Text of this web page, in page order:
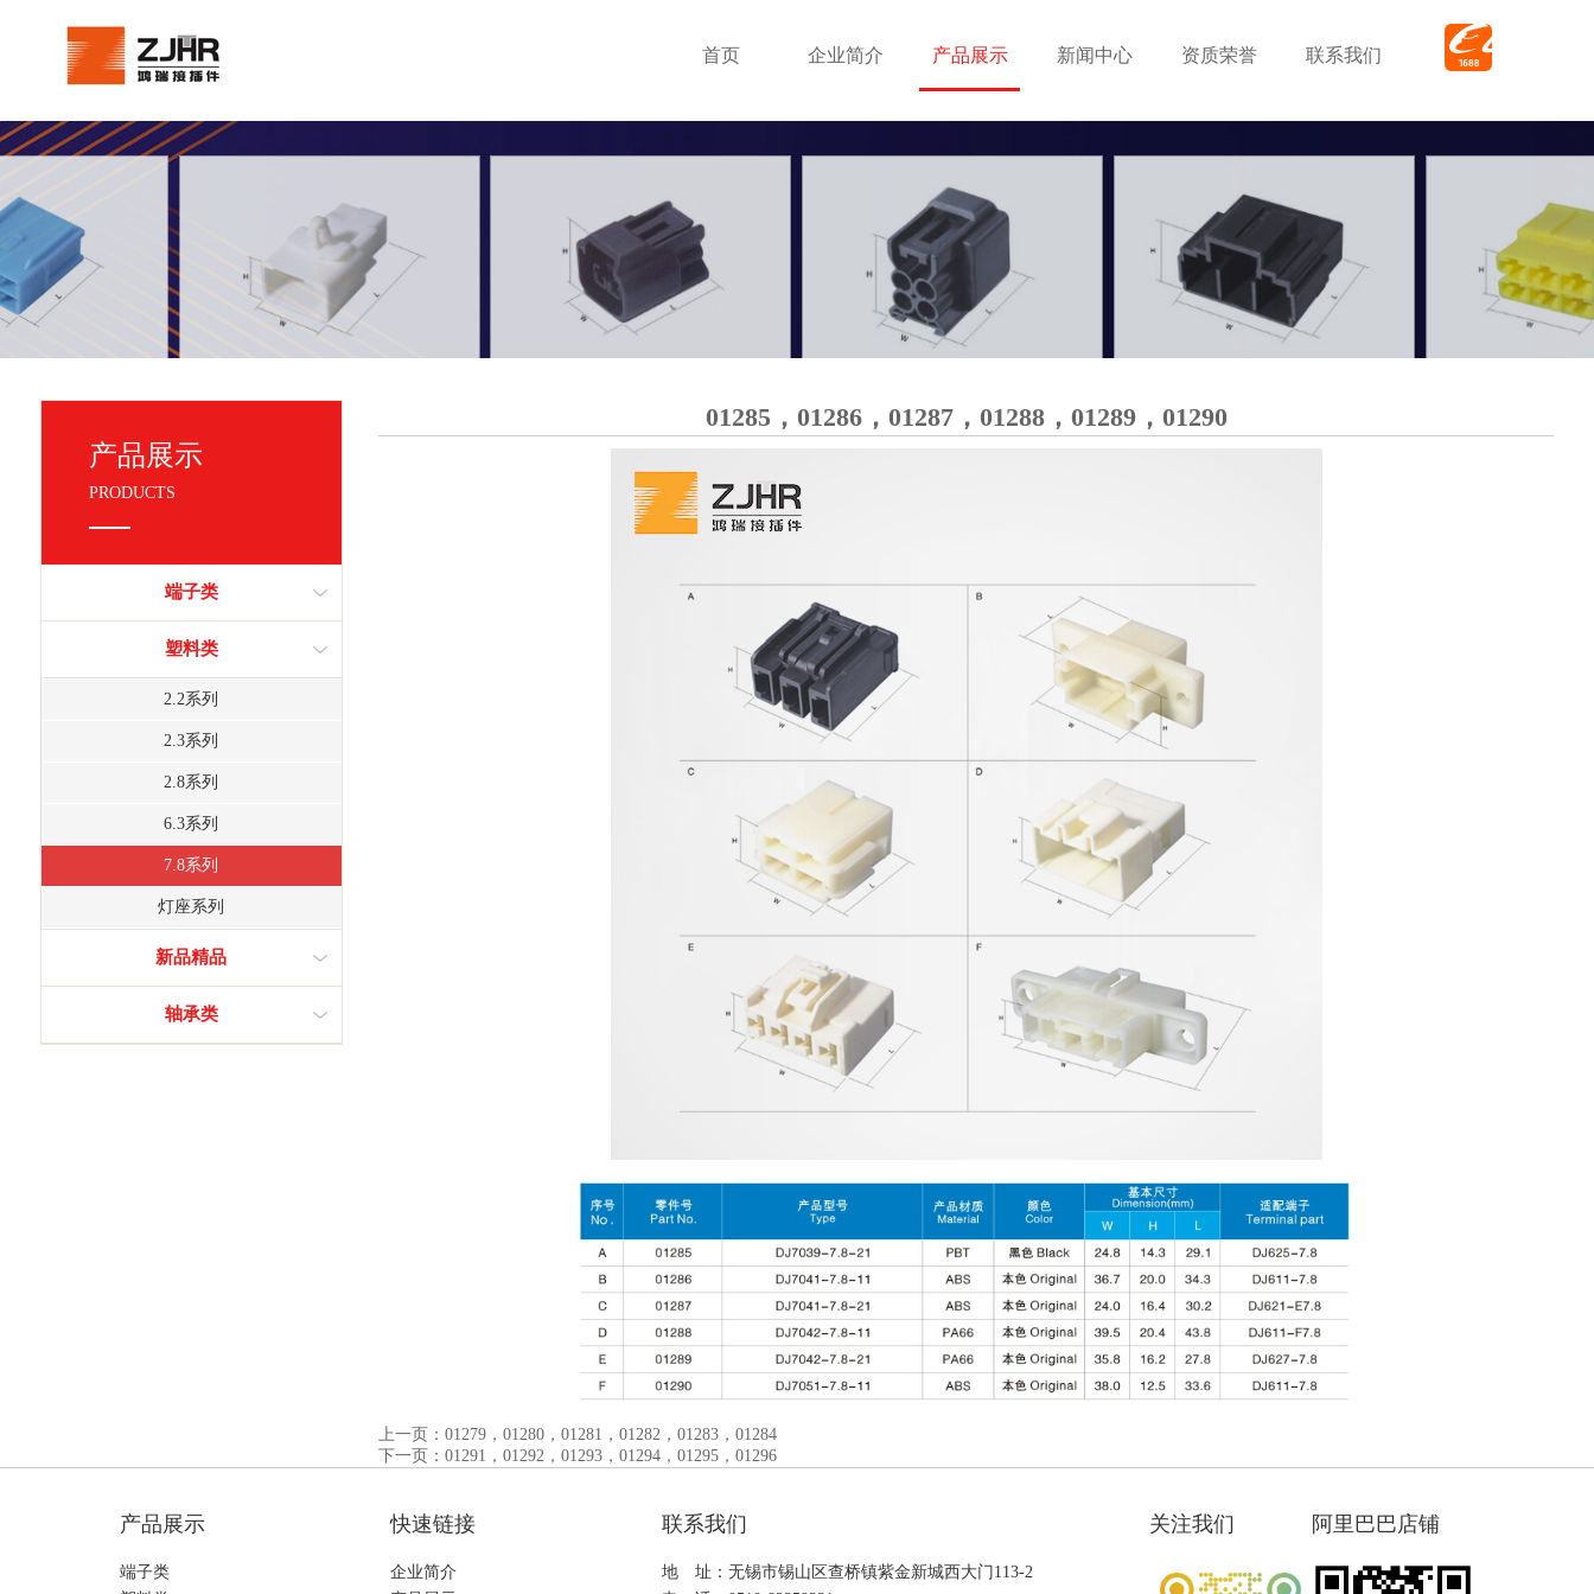
首页 企业简介 产品展示 新闻中心 资质荣誉 联系我们
产品展示
PRODUCTS
端子类
塑料类
2.2系列
2.3系列
2.8系列
6.3系列
7.8系列
灯座系列
新品精品
轴承类
01285，01286，01287，01288，01289，01290
上一页：01279，01280，01281，01282，01283，01284
下一页：01291，01292，01293，01294，01295，01296
产品展示
端子类
快速链接
企业简介
联系我们
地 址：无锡市锡山区查桥镇紫金新城西大门113-2
阿里巴巴店铺
关注我们